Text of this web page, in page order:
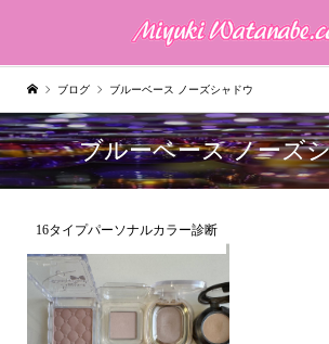
ブログ ブルーベース ノーズシャドウ
ブルーベース ノーズ
16タイプパーソナルカラー診断